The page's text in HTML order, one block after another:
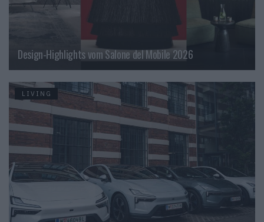
Design-Highlights vom Salone del Mobile 2026
LIVING